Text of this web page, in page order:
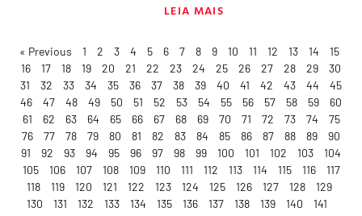
LEIA MAIS
« Previous 1 2 3 4 5 6 7 8 9 10 11 12 13 14
15
16
17 18 19 20 21 22 23 24 25 26 27 28 29
30
31
32 33 34 35 36 37 38 39 40 41 42 43 44
45
46
47 48 49 50 51 52 53 54 55 56 57 58 59
60
61
62 63 64 65 66 67 68 69 70 71 72 73 74
75
76
77 78 79 80 81 82 83 84 85 86 87 88 89
90
91
92 93 94 95 96 97 98 99 100 101 102 103
104
105
106 107 108 109 110 111 112 113 114 115 116
117
118
119 120 121 122 123 124 125 126 127 128
129
130
131 132 133 134 135 136 137 138 139 140
141